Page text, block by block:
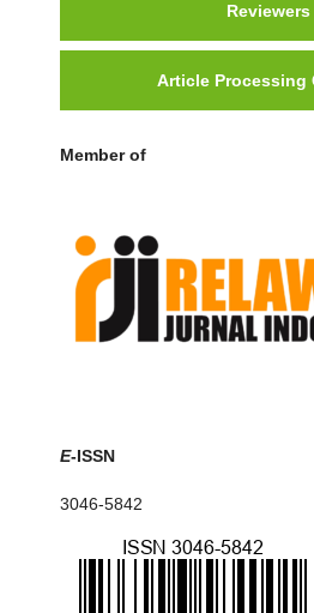
Reviewers
Article Processing
Member of
E-ISSN
3046-5842